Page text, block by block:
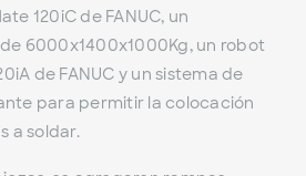
120iC de FANUC, un
6000x1400x1000Kg, un robot
de FANUC y un sistema de
para permitir la colocación
a soldar.